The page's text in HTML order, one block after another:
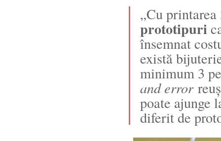
„Cu
prototipuri
însemnat
există
minimum 3
and error
poate ajunge
diferit de